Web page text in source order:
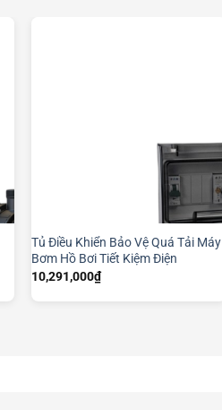
Tủ Điều Khiển Bảo Vệ Quá Tải Máy
Bơm Hồ Bơi Tiết Kiệm Điện
10,291,000₫